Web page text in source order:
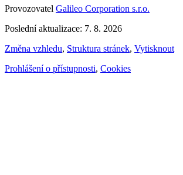
Provozovatel Galileo Corporation s.r.o.
Poslední aktualizace: 7. 8. 2026
Změna vzhledu, Struktura stránek, Vytisknout
Prohlášení o přístupnosti, Cookies